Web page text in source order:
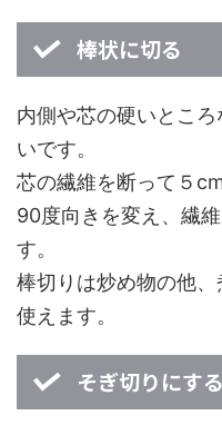
棒状に切る
内側や芯の硬いとこ
いです。
芯の繊維を断って５
90度向きを変え、繊
す。
棒切りは炒め物の他
使えます。
そぎ切りにする